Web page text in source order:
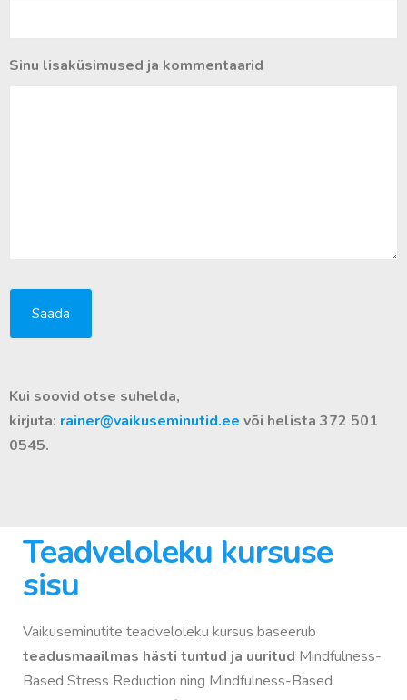
Sinu lisaküsimused ja kommentaarid
Kui soovid otse suhelda,
kirjuta: rainer@vaikuseminutid.ee või helista 372 501
0545.
Teadveloleku kursuse
sisu
Vaikuseminutite teadveloleku kursus baseerub
teadusmaailmas hästi tuntud ja uuritud Mindfulness-
Based Stress Reduction ning Mindfulness-Based